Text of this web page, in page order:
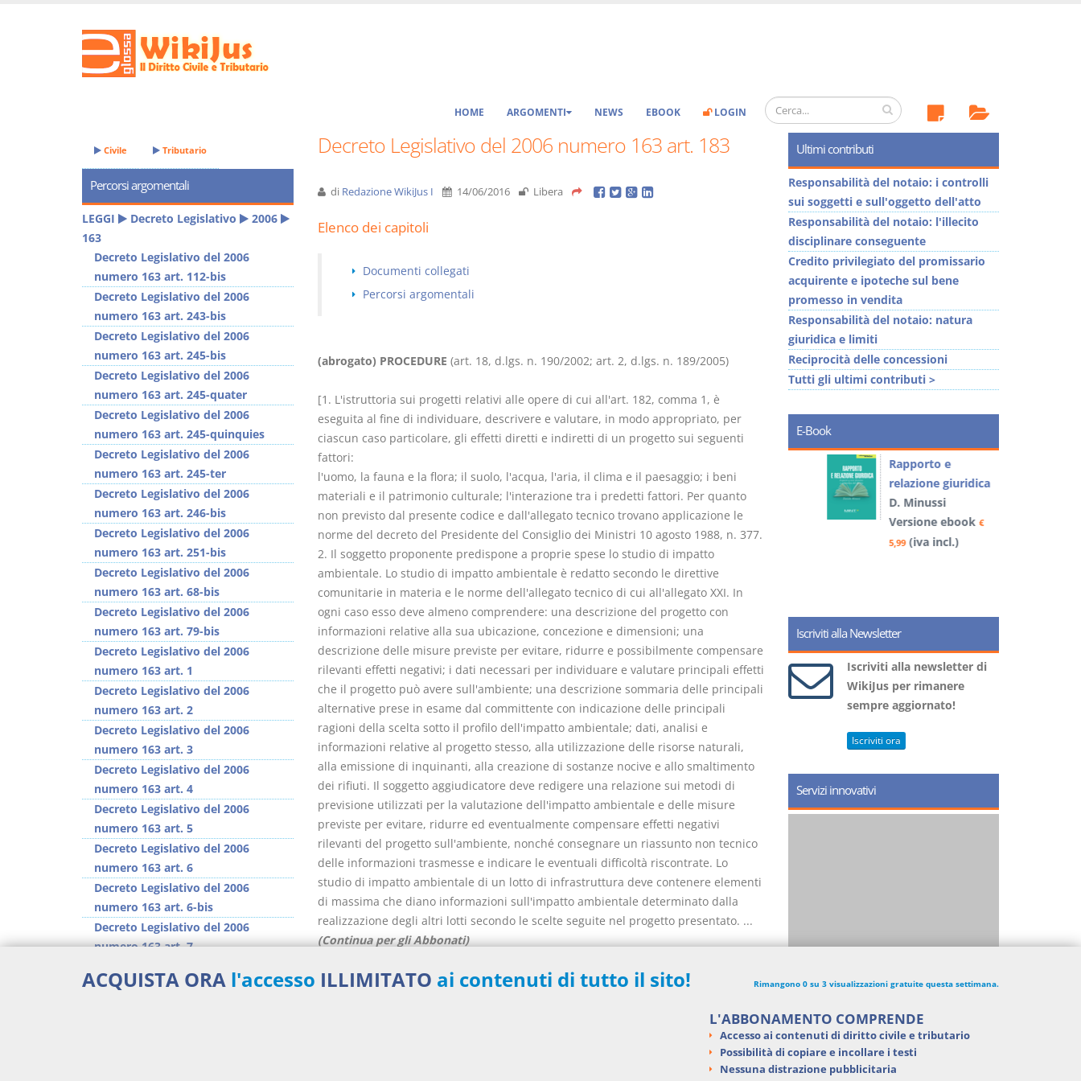
HOME ARGOMENTI NEWS EBOOK LOGIN
Decreto Legislativo del 2006 numero 163 art. 183
di Redazione WikiJus I 14/06/2016 Libera
Elenco dei capitoli
Documenti collegati
Percorsi argomentali
(abrogato) PROCEDURE (art. 18, d.lgs. n. 190/2002; art. 2, d.lgs. n. 189/2005)
[1. L'istruttoria sui progetti relativi alle opere di cui all'art. 182, comma 1, è
eseguita al fine di individuare, descrivere e valutare, in modo appropriato, per
ciascun caso particolare, gli effetti diretti e indiretti di un progetto sui seguenti
fattori:
l'uomo, la fauna e la flora; il suolo, l'acqua, l'aria, il clima e il paesaggio; i beni
materiali e il patrimonio culturale; l'interazione tra i predetti fattori. Per quanto
non previsto dal presente codice e dall'allegato tecnico trovano applicazione le
norme del decreto del Presidente del Consiglio dei Ministri 10 agosto 1988, n. 377.
2. Il soggetto proponente predispone a proprie spese lo studio di impatto
ambientale. Lo studio di impatto ambientale è redatto secondo le direttive
comunitarie in materia e le norme dell'allegato tecnico di cui all'allegato XXI. In
ogni caso esso deve almeno comprendere: una descrizione del progetto con
informazioni relative alla sua ubicazione, concezione e dimensioni; una
descrizione delle misure previste per evitare, ridurre e possibilmente compensare
rilevanti effetti negativi; i dati necessari per individuare e valutare principali effetti
che il progetto può avere sull'ambiente; una descrizione sommaria delle principali
alternative prese in esame dal committente con indicazione delle principali
ragioni della scelta sotto il profilo dell'impatto ambientale; dati, analisi e
informazioni relative al progetto stesso, alla utilizzazione delle risorse naturali,
alla emissione di inquinanti, alla creazione di sostanze nocive e allo smaltimento
dei rifiuti. Il soggetto aggiudicatore deve redigere una relazione sui metodi di
previsione utilizzati per la valutazione dell'impatto ambientale e delle misure
previste per evitare, ridurre ed eventualmente compensare effetti negativi
rilevanti del progetto sull'ambiente, nonché consegnare un riassunto non tecnico
delle informazioni trasmesse e indicare le eventuali difficoltà riscontrate. Lo
studio di impatto ambientale di un lotto di infrastruttura deve contenere elementi
di massima che diano informazioni sull'impatto ambientale determinato dalla
realizzazione degli altri lotti secondo le scelte seguite nel progetto presentato. ...
(Continua per gli Abbonati)
Percorsi argomentali
Civile Tributario
Percorsi argomentali
LEGGI Decreto Legislativo
2006
163
Decreto Legislativo del 2006
numero 163 art. 112-bis
Decreto Legislativo del 2006
numero 163 art. 243-bis
Decreto Legislativo del 2006
numero 163 art. 245-bis
Decreto Legislativo del 2006
numero 163 art. 245-quater
Decreto Legislativo del 2006
numero 163 art. 245-quinquies
Decreto Legislativo del 2006
numero 163 art. 245-ter
Decreto Legislativo del 2006
numero 163 art. 246-bis
Decreto Legislativo del 2006
numero 163 art. 251-bis
Decreto Legislativo del 2006
numero 163 art. 68-bis
Decreto Legislativo del 2006
numero 163 art. 79-bis
Decreto Legislativo del 2006
numero 163 art. 1
Decreto Legislativo del 2006
numero 163 art. 2
Decreto Legislativo del 2006
numero 163 art. 3
Decreto Legislativo del 2006
numero 163 art. 4
Decreto Legislativo del 2006
numero 163 art. 5
Decreto Legislativo del 2006
numero 163 art. 6
Decreto Legislativo del 2006
numero 163 art. 6-bis
Decreto Legislativo del 2006
numero 163 art. 7
numero 163 art. 8
Ultimi contributi
Responsabilità del notaio: i controlli
sui soggetti e sull'oggetto dell'atto
Responsabilità del notaio: l'illecito
disciplinare conseguente
Credito privilegiato del promissario
acquirente e ipoteche sul bene
promesso in vendita
Responsabilità del notaio: natura
giuridica e limiti
Reciprocità delle concessioni
Tutti gli ultimi contributi >
E-Book
I Vincoli Preliminari
D. Minussi
Versione ebook€
Abitazione
D. Minussi
Versione ebook€
4,19 (iva incl.)
decadenza
D. Minussi
Versione ebook
4,19 (iva incl.)
Rapporto e
relazione giuridica
D. Minussi
Versione ebook€
(iva incl.)
Iscriviti alla Newsletter
Iscriviti alla newsletter di
WikiJus per rimanere
sempre aggiornato!
Iscriviti ora
Servizi innovativi
ACQUISTA ORA l'accesso ILLIMITATO ai contenuti di tutto il sito! Rimangono 0 su 3 visualizzazioni gratuite questa settimana.
L'ABBONAMENTO COMPRENDE
Accesso ai contenuti di diritto civile e tributario
Possibilità di copiare e incollare i testi
Nessuna distrazione pubblicitaria